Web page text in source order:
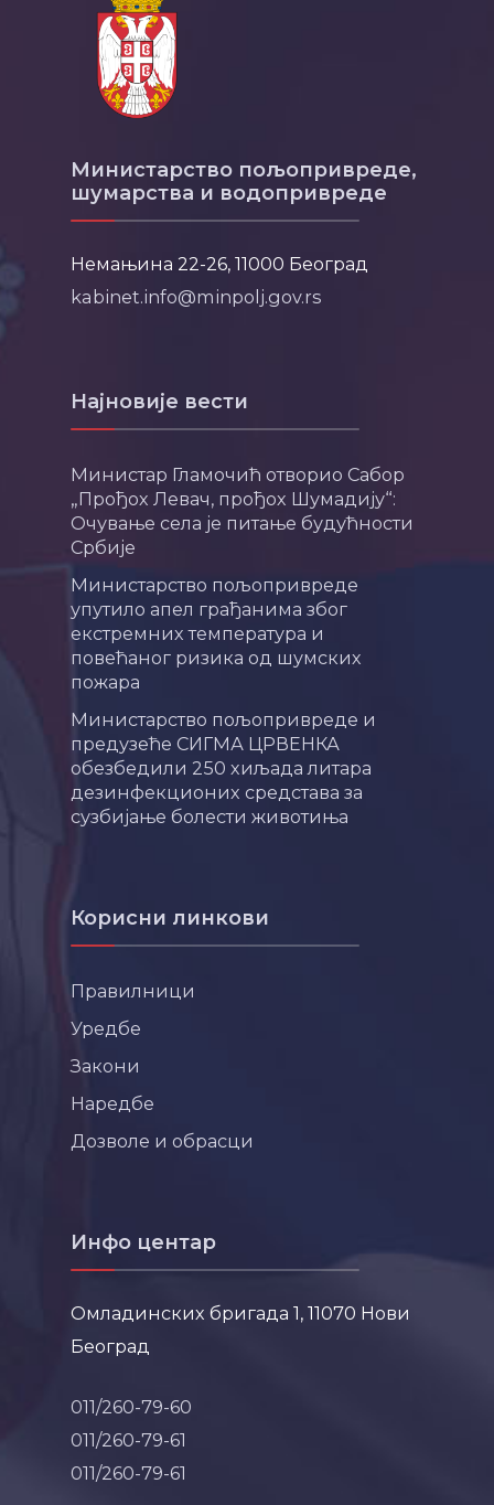
Министарство пољопривреде,
шумарства и водопривреде
Немањина 22-26, 11000 Београд
kabinet.info@minpolj.gov.rs
Најновије вести
Министар Гламочић отворио Сабор
„Прођох Левач, прођох Шумадију“:
Очување села је питање будућности
Србије
Министарство пољопривреде
упутило апел грађанима због
екстремних температура и
повећаног ризика од шумских
пожара
Министарство пољопривреде и
предузеће СИГМА ЦРВЕНКА
обезбедили 250 хиљада литара
дезинфекционих средстава за
сузбијање болести животиња
Корисни линкови
Правилници
Уредбе
Закони
Наредбе
Дозволе и обрасци
Инфо центар
Омладинских бригада 1, 11070 Нови
Београд
011/260-79-60
011/260-79-61
011/260-79-61